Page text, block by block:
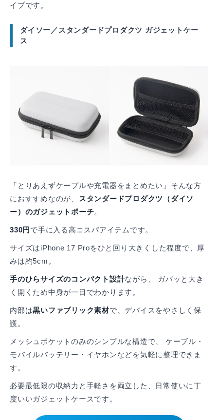
イプです。
ダイソー／スタンダードプロダクツ ガジェットケー
ス
「とりあえずケーブルや充電器をまとめたい」そんな方
におすすめなのが、
スタンダードプロダクツ（ダイソ
ー）のガジェットポーチ。
330円 で手に入る高コスパアイテムです。
サイズはiPhone 17 Proをひと回り大きくした程度で、厚
みは約5cm。
手のひらサイズのコンパクト設計ながら、 ガバッと大き
く開くため中身が一目でわかります。
内部は黒いファブリック素材で、デバイスをやさしく保
護。
メッシュポケットのみのシンプルな構造で、 ケーブル・
モバイルバッテリー・イヤホンなどを気軽に整理できま
す。
必要最低限の収納力と手軽さを両立した、日常使いに丁
度いいガジェットケースです。